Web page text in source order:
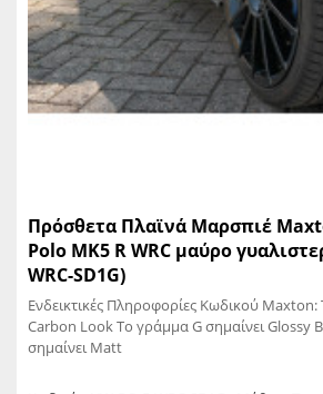
Πρόσθετα Πλαϊνά Μαρσπιέ
Polo MK5 R WRC μαύρο
WRC-SD1G)
Ενδεικτικές Πληροφορίες Κωδικού
Carbon Look Το γράμμα G σημαίνει Glossy
σημαίνει Matt